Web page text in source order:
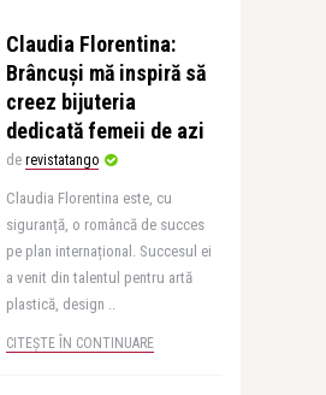
Claudia Florentina:
Brâncuși mă inspiră să
creez bijuteria
dedicată femeii de azi
de revistatango
Claudia Florentina este, cu
siguranță, o româncă de succes
pe plan internațional. Succesul ei
a venit din talentul pentru artă
plastică, design ..
CITEȘTE ÎN CONTINUARE